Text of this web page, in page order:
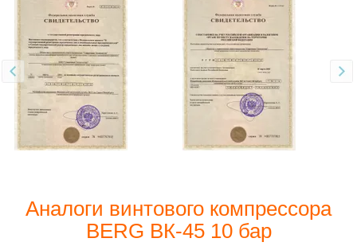
Аналоги винтового компрессора
BERG ВК-45 10 бар